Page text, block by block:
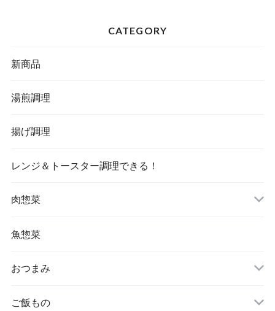
CATEGORY
新商品
湯煎調理
揚げ調理
レンジ＆トースター調理できる！
肉惣菜
魚惣菜
おつまみ
ご飯もの